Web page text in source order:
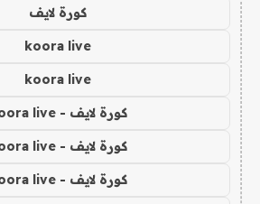
كورة لايف
koora live
koora live
كورة لايف - koora live
كورة لايف - koora live
كورة لايف - koora live